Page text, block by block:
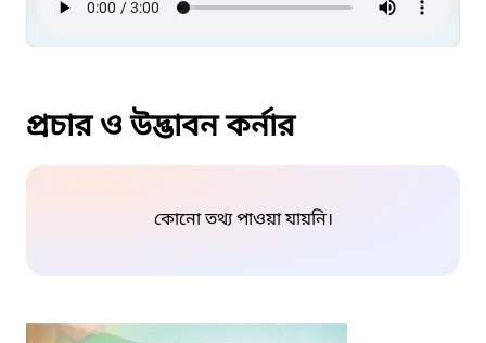
প্রচার ও উদ্ভাবন কর্নার
কোনো তথ্য পাওয়া যায়নি।